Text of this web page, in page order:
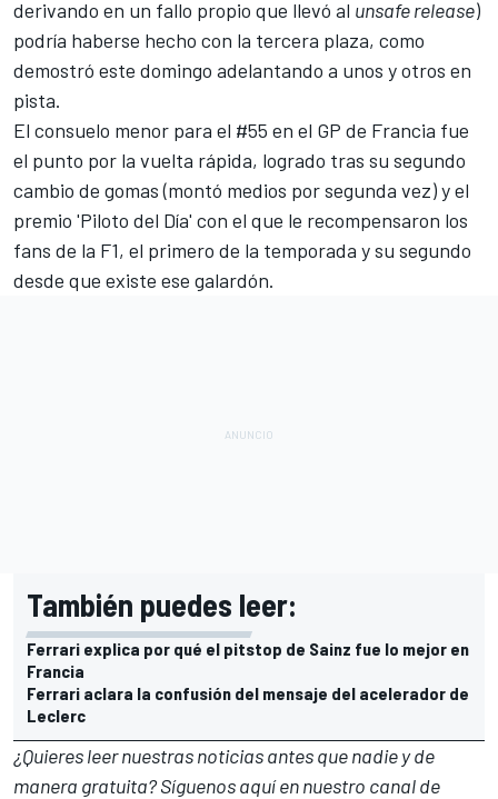
derivando en un fallo propio que llevó al unsafe release)
podría haberse hecho con la tercera plaza, como
demostró este domingo adelantando a unos y otros en
pista.
El consuelo menor para el #55 en el GP de Francia fue
el punto por la vuelta rápida, logrado tras su segundo
cambio de gomas (montó medios por segunda vez) y el
premio 'Piloto del Día' con el que le recompensaron los
fans de la F1, el primero de la temporada y su segundo
desde que existe ese galardón.
También puedes leer:
Ferrari explica por qué el pitstop de Sainz fue lo mejor en
Francia
Ferrari aclara la confusión del mensaje del acelerador de
Leclerc
¿Quieres leer nuestras noticias antes que nadie y de
manera gratuita? Síguenosaquí en nuestro canal de